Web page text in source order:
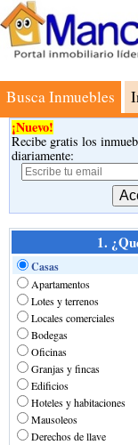
Busca Inmuebles
¡Nuevo!
Recibe gratis los
diariamente:
1.
Casas
Apartamentos
Lotes y terrenos
Locales comerciales
Bodegas
Oficinas
Granjas y fincas
Edificios
Hoteles y habitaciones
Mausoleos
Derechos de llave